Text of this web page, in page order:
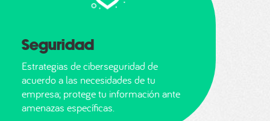
Seguridad
Estrategias de ciberseguridad de
acuerdo a las necesidades de tu
empresa; protege tu información ante
amenazas específicas.